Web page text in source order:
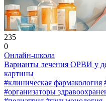
235
0
Онлайн-школа
Варианты лечения ОРВИ у
картины
#клиническая фармакология
#организаторы